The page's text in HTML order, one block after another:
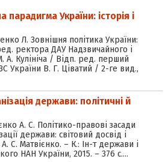
парадигма України: історія і
Л. Зовнішня політика України:
ректора ДАУ Надзвичайного і
А. Кулініча / Відп. ред. перший
України В. Г. Ціватий / 2-ге вид.,
держави: політичні й
А. С. Політико-правові засади
держави: світовий досвід і
С. Матвієнко. – К.: Ін-т держави і
НАН України, 2015. – 376 с.…